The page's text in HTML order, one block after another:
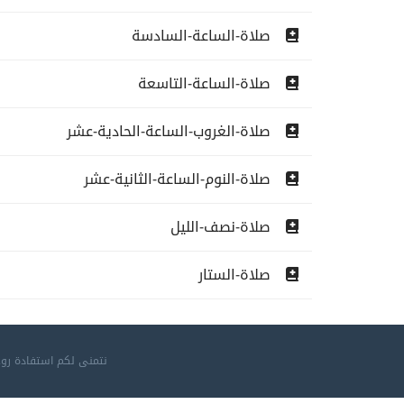
صلاة-الساعة-السادسة
صلاة-الساعة-التاسعة
صلاة-الغروب-الساعة-الحادية-عشر
صلاة-النوم-الساعة-الثانية-عشر
صلاة-نصف-الليل
صلاة-الستار
نتمنى لكم استفادة